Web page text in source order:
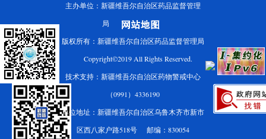
主办单位：新疆维吾尔自治区药品监督管理
局
版权所有：新疆维吾尔自治区药品监督管理局
Copyright©2019 All Rights Reserved.
技术支持：新疆维吾尔自治区药物警戒中心
（0991）4336190
单位地址：新疆维吾尔自治区乌鲁木齐市新市
区西八家户路518号 邮编：830054